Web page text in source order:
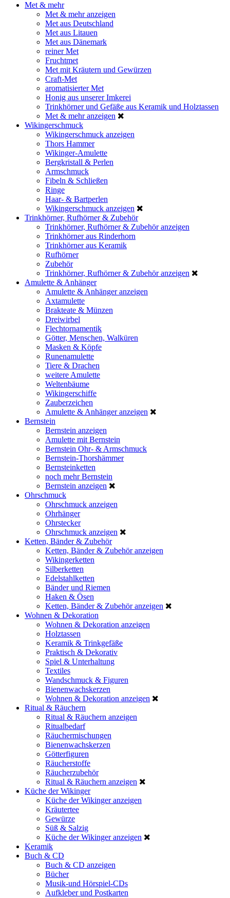
Met & mehr
Met & mehr anzeigen
Met aus Deutschland
Met aus Litauen
Met aus Dänemark
reiner Met
Fruchtmet
Met mit Kräutern und Gewürzen
Craft-Met
aromatisierter Met
Honig aus unserer Imkerei
Trinkhörner und Gefäße aus Keramik und Holztassen
Met & mehr anzeigen
Wikingerschmuck
Wikingerschmuck anzeigen
Thors Hammer
Wikinger-Amulette
Bergkristall & Perlen
Armschmuck
Fibeln & Schließen
Ringe
Haar- & Bartperlen
Wikingerschmuck anzeigen
Trinkhörner, Rufhörner & Zubehör
Trinkhörner, Rufhörner & Zubehör anzeigen
Trinkhörner aus Rinderhorn
Trinkhörner aus Keramik
Rufhörner
Zubehör
Trinkhörner, Rufhörner & Zubehör anzeigen
Amulette & Anhänger
Amulette & Anhänger anzeigen
Axtamulette
Brakteate & Münzen
Dreiwirbel
Flechtornamentik
Götter, Menschen, Walküren
Masken & Köpfe
Runenamulette
Tiere & Drachen
weitere Amulette
Weltenbäume
Wikingerschiffe
Zauberzeichen
Amulette & Anhänger anzeigen
Bernstein
Bernstein anzeigen
Amulette mit Bernstein
Bernstein Ohr- & Armschmuck
Bernstein-Thorshämmer
Bernsteinketten
noch mehr Bernstein
Bernstein anzeigen
Ohrschmuck
Ohrschmuck anzeigen
Ohrhänger
Ohrstecker
Ohrschmuck anzeigen
Ketten, Bänder & Zubehör
Ketten, Bänder & Zubehör anzeigen
Wikingerketten
Silberketten
Edelstahlketten
Bänder und Riemen
Haken & Ösen
Ketten, Bänder & Zubehör anzeigen
Wohnen & Dekoration
Wohnen & Dekoration anzeigen
Holztassen
Keramik & Trinkgefäße
Praktisch & Dekorativ
Spiel & Unterhaltung
Textiles
Wandschmuck & Figuren
Bienenwachskerzen
Wohnen & Dekoration anzeigen
Ritual & Räuchern
Ritual & Räuchern anzeigen
Ritualbedarf
Räuchermischungen
Bienenwachskerzen
Götterfiguren
Räucherstoffe
Räucherzubehör
Ritual & Räuchern anzeigen
Küche der Wikinger
Küche der Wikinger anzeigen
Kräutertee
Gewürze
Süß & Salzig
Küche der Wikinger anzeigen
Keramik
Buch & CD
Buch & CD anzeigen
Bücher
Musik-und Hörspiel-CDs
Aufkleber und Postkarten